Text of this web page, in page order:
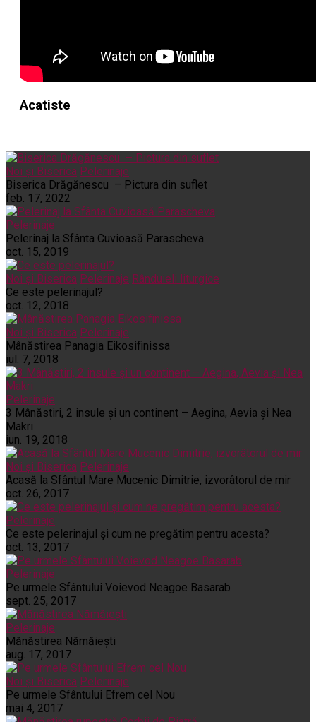
Acatiste
Noi și Biserica Pelerinaje
Biserica Drăgănescu – Pictura din suflet
feb. 17, 2022
Pelerinaje
Pelerinaj la Sfânta Cuvioasă Parascheva
oct. 15, 2019
Noi și Biserica Pelerinaje Rânduieli liturgice
Ce este pelerinajul?
oct. 12, 2018
Noi și Biserica Pelerinaje
Mânăstirea Panagia Eikosifinissa
iul. 7, 2018
Pelerinaje
3 Mânăstiri, 2 insule și un continent – Aegina, Aevia și Nea
Makri
iun. 19, 2018
Noi și Biserica Pelerinaje
Acasă la Sfântul Mare Mucenic Dimitrie, izvorâtorul de mir
oct. 26, 2017
Pelerinaje
Ce este pelerinajul şi cum ne pregătim pentru acesta?
oct. 13, 2017
Pelerinaje
Pe urmele Sfântului Voievod Neagoe Basarab
sept. 25, 2017
Pelerinaje
Mănăstirea Nămăiești
aug. 17, 2017
Noi și Biserica Pelerinaje
Pe urmele Sfântului Efrem cel Nou
mai 4, 2017